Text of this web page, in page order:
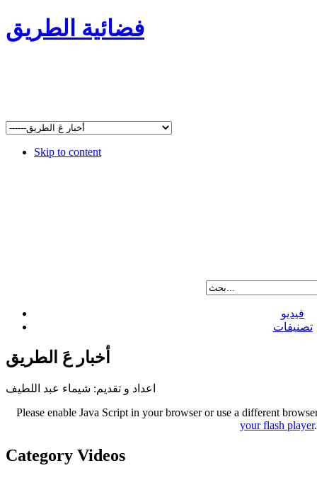
فضائية الطريق
Skip to content
فيديو
تصنيفات
أخبار عَ الطريق
اعداد و تقديم: شيماء عبد اللطيف
Please enable Java Script in your browser or use a different
your flash player.
Category Videos